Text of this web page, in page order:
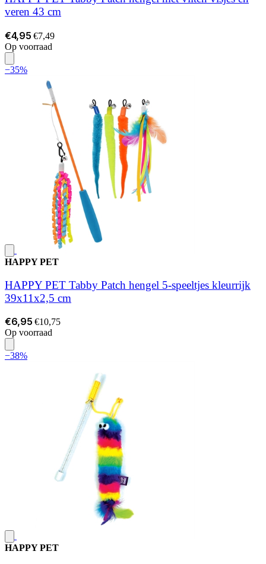
veren 43 cm
€4,95 €7,49
Op voorraad
−35%
HAPPY PET
HAPPY PET Tabby Patch hengel 5-speeltjes kleurrijk
39x11x2,5 cm
€6,95 €10,75
Op voorraad
−38%
HAPPY PET